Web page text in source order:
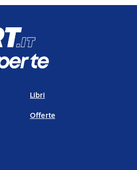
Libri
Offerte